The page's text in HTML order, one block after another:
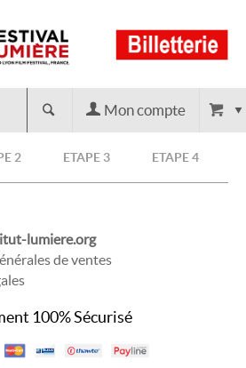
Mon compte
2 ETAPE 3 ETAPE 4
lumiere.org
de ventes
100% Sécurisé